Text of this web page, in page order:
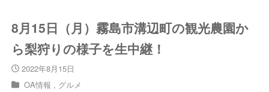
8月15日（月）霧島市溝辺町の観光農園か
ら梨狩りの様子を生中継！
2022年8月15日
OA情報
グルメ